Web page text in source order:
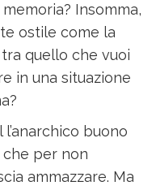
Insomma,
ostile come la
tra quello che vuoi
in una situazione
buono
che per non
ammazzare. Ma